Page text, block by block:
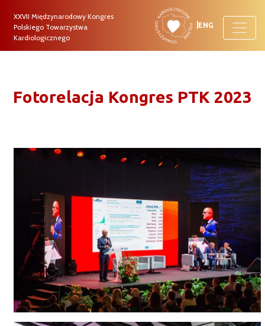
XXVII Międzynarodowy Kongres
Polskiego Towarzystwa
Kardiologicznego
ENG
Fotorelacja Kongres PTK 2023